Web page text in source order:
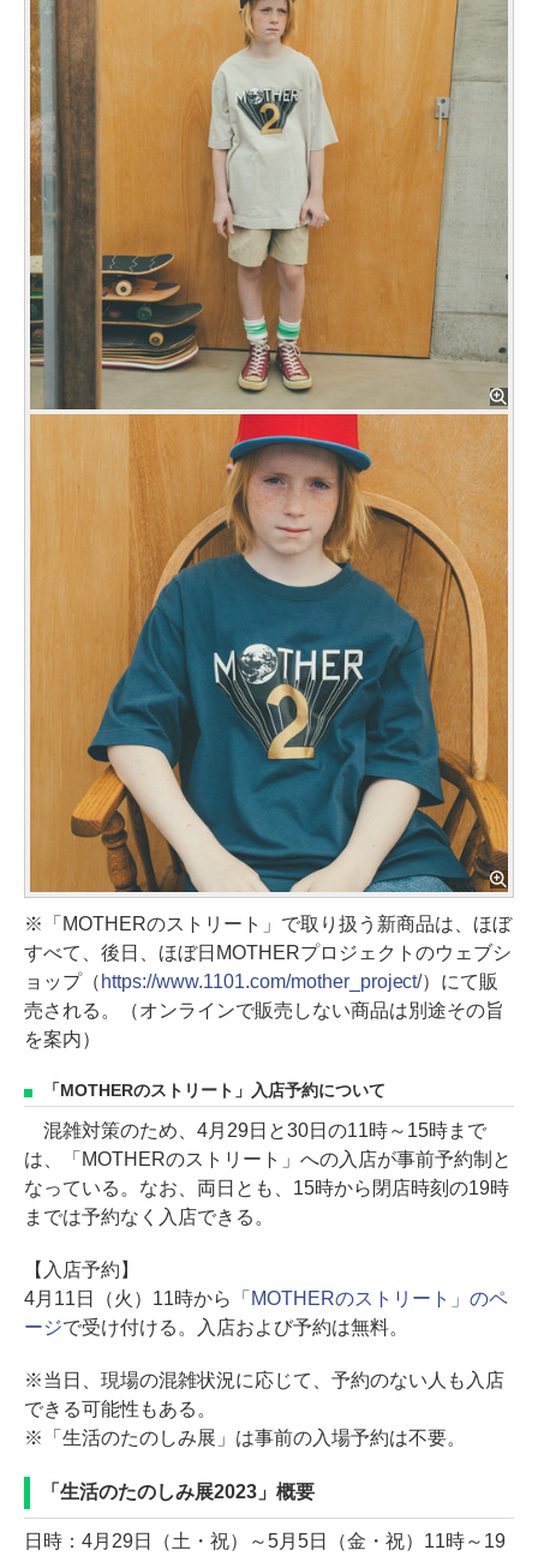
※「MOTHERのストリート」で取り扱う新商品は、ほぼ
すべて、後日、ほぼ日MOTHERプロジェクトのウェブシ
ョップ（ https://www.1101.com/mother_project/）にて販
売される。（オンラインで販売しない商品は別途その旨
を案内）
「MOTHERのストリート」入店予約について
混雑対策のため、4月29日と30日の11時～15時まで
は、「MOTHERのストリート」への入店が事前予約制と
なっている。なお、両日とも、15時から閉店時刻の19時
までは予約なく入店できる。
【入店予約】
4月11日（火）11時から
「MOTHERのストリート」のペ
ージで受け付ける。入店および予約は無料。
※当日、現場の混雑状況に応じて、予約のない人も入店
できる可能性もある。
※「生活のたのしみ展」は事前の入場予約は不要。
「生活のたのしみ展2023」概要
日時：4月29日（土・祝）～5月5日（金・祝）11時～19